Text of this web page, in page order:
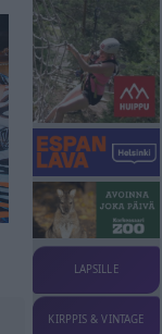
LAPSILLE
KIRPPIS & VINTAGE